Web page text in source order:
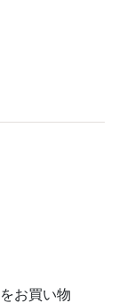
お買い物